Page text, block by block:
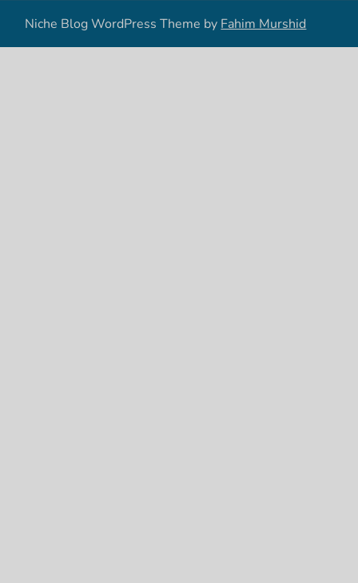
Niche Blog WordPress Theme by Fahim Murshid